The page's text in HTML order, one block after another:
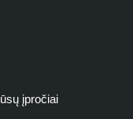
įpročiai